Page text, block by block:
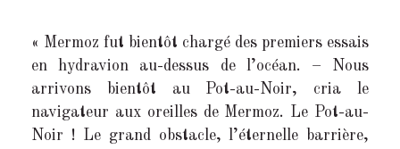
« Mermoz fut bientôt chargé des premiers essais
en hydravion au-dessus de l’océan. – Nous
arrivons bientôt au Pot-au-Noir, cria le
navigateur aux oreilles de Mermoz. Le Pot-au-
Noir ! Le grand obstacle, l’éternelle barrière,